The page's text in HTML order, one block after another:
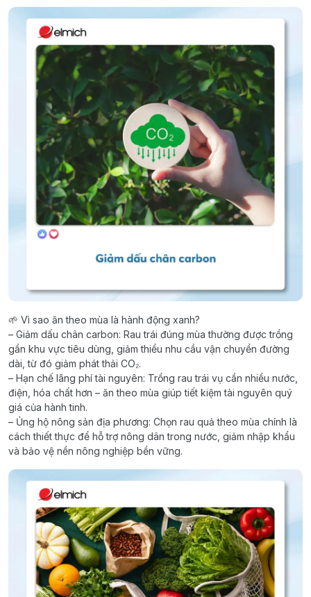
🌱 Vì sao ăn theo mùa là hành động xanh?
– Giảm dấu chân carbon: Rau trái đúng mùa thường được trồng
gần khu vực tiêu dùng, giảm thiểu nhu cầu vận chuyển đường
dài, từ đó giảm phát thải CO₂.
– Hạn chế lãng phí tài nguyên: Trồng rau trái vụ cần nhiều nước,
điện, hóa chất hơn – ăn theo mùa giúp tiết kiệm tài nguyên quý
giá của hành tinh.
– Ủng hộ nông sản địa phương: Chọn rau quả theo mùa chính là
cách thiết thực để hỗ trợ nông dân trong nước, giảm nhập khẩu
và bảo vệ nền nông nghiệp bền vững.